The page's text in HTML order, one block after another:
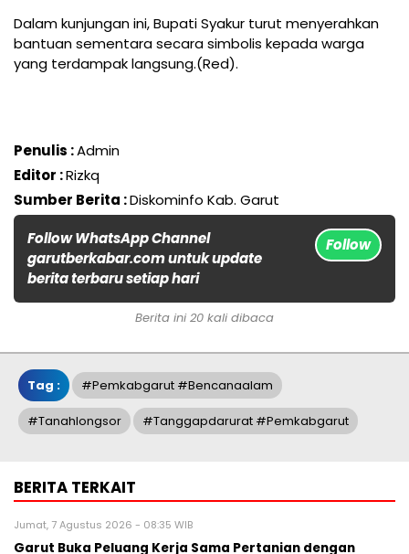
Dalam kunjungan ini, Bupati Syakur turut menyerahkan
bantuan sementara secara simbolis kepada warga
yang terdampak langsung.(Red).
Penulis :Admin
Editor :Rizkq
Sumber Berita :Diskominfo Kab. Garut
Follow WhatsApp Channel
garutberkabar.com untuk update
berita terbaru setiap hari
Follow
Berita ini 20 kali dibaca
Tag : #Pemkabgarut #bencanaalam
#tanahlongsor #Tanggapdarurat #Pemkabgarut
BERITA TERKAIT
Jumat, 7 Agustus 2026 - 08:35 WIB
Garut Buka Peluang Kerja Sama Pertanian dengan